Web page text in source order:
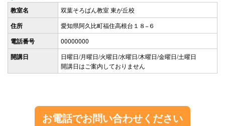
教室名
双葉そろばん教室 東が丘校
住所 愛知県阿久比町福住高根台１８−６
電話番号 00000000
開講日
日曜日/月曜日/火曜日/水曜日/木曜日/金曜日/土曜日
開講日はご案内しておりません
お電話でお問い合わせください